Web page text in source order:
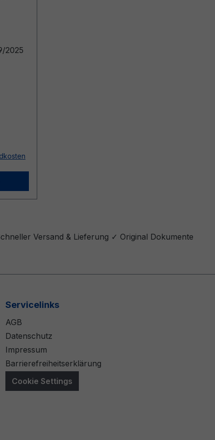
2025
Versand & Lieferung ✓ Original Dokumente
Servicelinks
AGB
Datenschutz
Impressum
Barrierefreiheitserklärung
Cookie Settings